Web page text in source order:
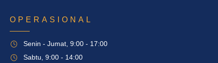
OPERASIONAL
Senin - Jumat, 9:00 - 17:00
Sabtu, 9:00 - 14:00